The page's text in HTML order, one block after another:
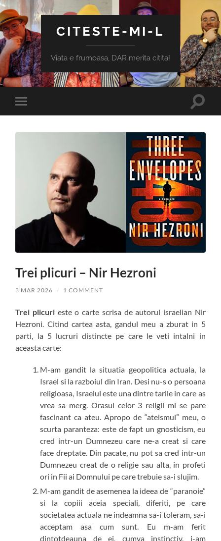
CITESTE-MI-L
Viata e frumoasa, DAR merita citita!
Toggle
mobile
Toggle
Trei plicuri – Nir Hezroni
3 MAR 2026 / 1 COMMENT
Trei plicuri este o carte scrisa de autorul israelian Nir
Hezroni. Citind cartea asta, gandul meu a zburat in 5
parti, la 5 lucruri distincte pe care le veti intalni in
aceasta carte:
M-am gandit la situatia geopolitica actuala, la
Israel si la razboiul din Iran. Desi nu-s o persoana
religioasa, Israelul este una dintre tarile in care as
vrea sa merg. Orasul celor 3 religii mi se pare
fascinant ca ateu. Apropo de “ateismul” meu, o
scurta paranteza: este de fapt un gnosticism, eu
cred intr-un Dumnezeu care ne-a creat si care
face dreptate. Din pacate, nu pot sa cred intr-un
Dumnezeu creat de o religie sau alta, in profeti
ori in Fii ai Domnului pe care trebuie sa-i slujim.
M-am gandit de asemenea la ideea de “paranoie”
si la copiii aceia speciali, diferiti, pe care
societatea actuala ne indeamna sa-i toleram, sa-i
acceptam asa cum sunt. Eu m-am ferit
dintotdeauna de ei, cumva instinctiv, i-am